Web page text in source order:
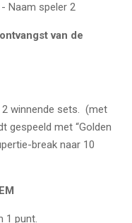
Naam speler 2
van de
2 winnende sets. (met
gespeeld met “Golden
break naar 10
1 punt.